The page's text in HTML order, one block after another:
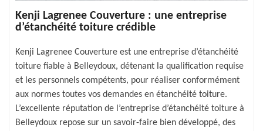
Kenji Lagrenee Couverture : une entreprise
d’étanchéité toiture crédible
Kenji Lagrenee Couverture est une entreprise d’étanchéité
toiture fiable à Belleydoux, détenant la qualification requise
et les personnels compétents, pour réaliser conformément
aux normes toutes vos demandes en étanchéité toiture.
L’excellente réputation de l’entreprise d’étanchéité toiture à
Belleydoux repose sur un savoir-faire bien développé, des